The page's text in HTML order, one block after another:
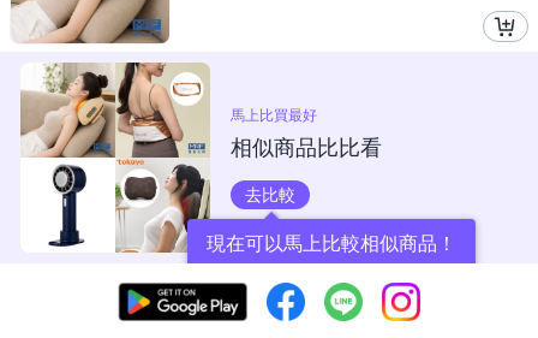
馬上比買最好
相似商品比比看
去比較
現在可以馬上比較相似商品！